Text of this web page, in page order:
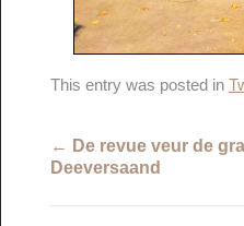
This entry was posted in
← De revue veur de
Deeversaand